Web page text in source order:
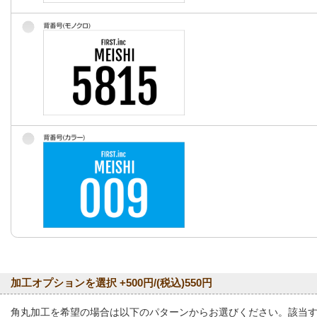
加工オプションを選択 +500円/(税込)550円
角丸加工を希望の場合は以下のパターンからお選びください。該当